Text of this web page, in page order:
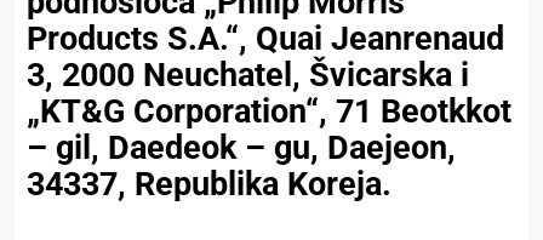
Products S.A.“, Quai Jeanrenaud
3, 2000 Neuchatel, Švicarska i
„KT&G Corporation“, 71 Beotkkot
– gil, Daedeok – gu, Daejeon,
34337, Republika Koreja.